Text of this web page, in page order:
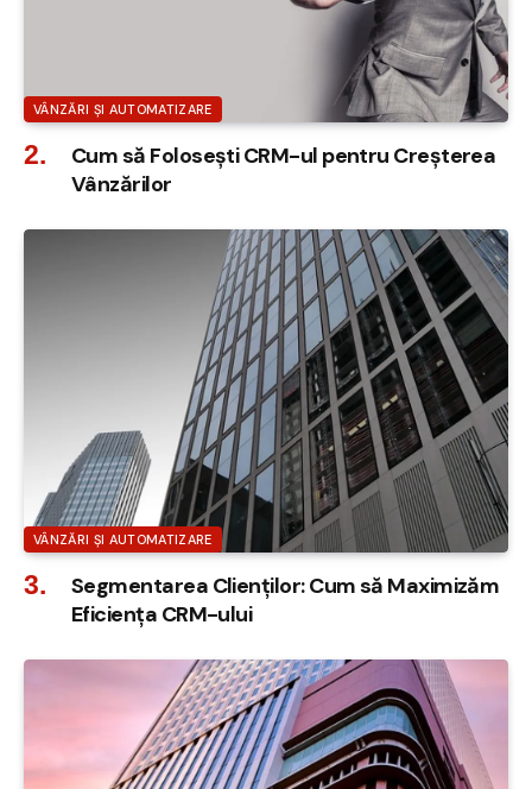
VÂNZĂRI ȘI AUTOMATIZARE
Cum să Folosești CRM-ul pentru Creșterea
Vânzărilor
VÂNZĂRI ȘI AUTOMATIZARE
Segmentarea Clienților: Cum să Maximizăm
Eficiența CRM-ului